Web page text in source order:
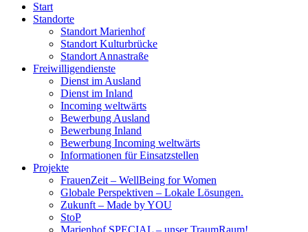
Start
Standorte
Standort Marienhof
Standort Kulturbrücke
Standort Annastraße
Freiwilligendienste
Dienst im Ausland
Dienst im Inland
Incoming weltwärts
Bewerbung Ausland
Bewerbung Inland
Bewerbung Incoming weltwärts
Informationen für Einsatzstellen
Projekte
FrauenZeit – WellBeing for Women
Globale Perspektiven – Lokale Lösungen.
Zukunft – Made by YOU
StoP
Marienhof SPECIAL – unser TraumRaum!